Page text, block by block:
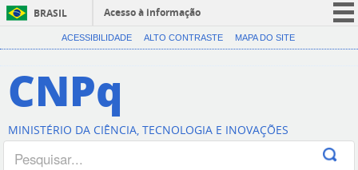
BRASIL
Acesso à informação
CORONAVÍRUS (COVID-19)
Canais
ACESSIBILIDADE ALTO CONTRASTE MAPA DO SITE
CNPq
MINISTÉRIO DA CIÊNCIA, TECNOLOGIA E INOVAÇÕES